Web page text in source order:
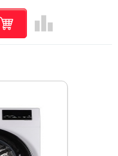
leaderboard